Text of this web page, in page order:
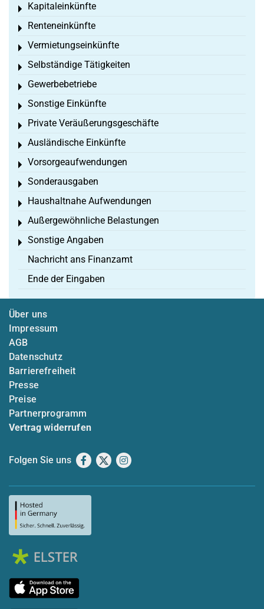
Kapitaleinkünfte
Toggle menu
Renteneinkünfte
Toggle menu
Vermietungseinkünfte
Toggle menu
Selbständige Tätigkeiten
Toggle menu
Gewerbebetriebe
Toggle menu
Sonstige Einkünfte
Toggle menu
Private Veräußerungsgeschäfte
Toggle menu
Ausländische Einkünfte
Toggle menu
Vorsorgeaufwendungen
Toggle menu
Sonderausgaben
Toggle menu
Haushaltnahe Aufwendungen
Toggle menu
Außergewöhnliche Belastungen
Toggle menu
Sonstige Angaben
Toggle menu
Nachricht ans Finanzamt
Ende der Eingaben
Über uns
Impressum
AGB
Datenschutz
Barrierefreiheit
Presse
Preise
Partnerprogramm
Vertrag widerrufen
Folgen Sie uns Facebook
X Instagram